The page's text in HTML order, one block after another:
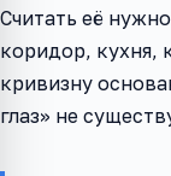
Считать её
коридор, кухня,
кривизну
глаз» не